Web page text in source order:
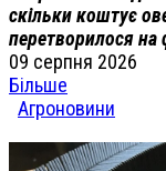
скільки коштує
перетворилося
09 серпня 2026
Більше
Агроновини